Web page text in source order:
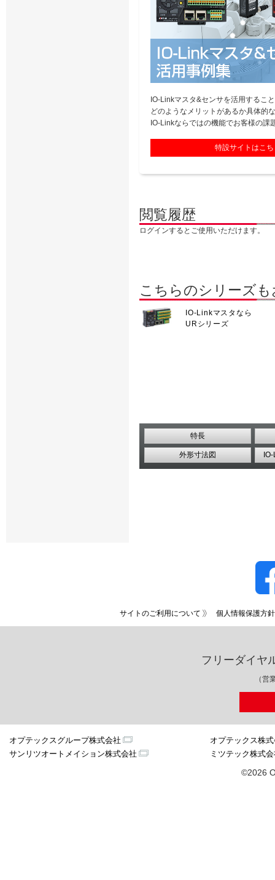
IO-Linkマスタ&センサを活用するこ
どのようなメリットがあるか具体的
IO-Linkならではの機能でお客様の課
特設サイトはこ
閲覧履歴
ログインするとご使用いただけます。
こちらのシリーズ
IO-Linkマスタなら
URシリーズ
特長
外形寸法図
サイトのご利用について 個人情報保護方針
フリーダイヤ
（営
オプテックスグループ株式会社
オプテックス株
サンリツオートメイション株式会社
ミツテック株式
©2026